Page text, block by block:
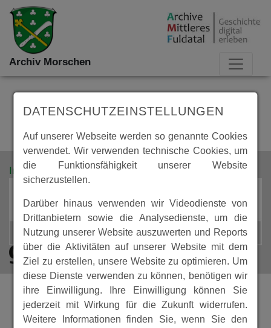
Archiv Morschen
Impressum Datenschutz
DATENSCHUTZEINSTELLUNGEN
Auf unserer Webseite werden so genannte Cookies
verwendet. Wir verwenden technische Cookies, um
die Funktionsfähigkeit unserer Website
sicherzustellen.
Darüber hinaus verwenden wir Videodienste von
Drittanbietern sowie die Analysedienste, um die
Nutzung unserer Website auszuwerten und Reports
über die Aktivitäten auf unserer Website mit dem
Ziel zu erstellen, unsere Website zu optimieren. Um
diese Dienste verwenden zu können, benötigen wir
ihre Einwilligung. Ihre Einwilligung können Sie
jederzeit mit Wirkung für die Zukunft widerrufen.
Weitere Informationen finden Sie, wenn Sie den